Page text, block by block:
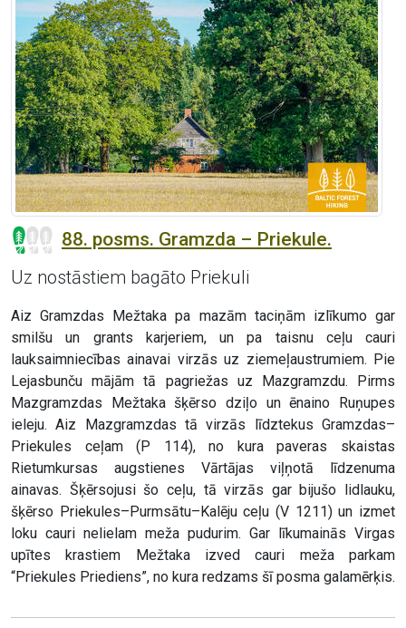
88. posms. Gramzda – Priekule.
Uz nostāstiem bagāto Priekuli
Aiz Gramzdas Mežtaka pa mazām taciņām izlīkumo gar
smilšu un grants karjeriem, un pa taisnu ceļu cauri
lauksaimniecības ainavai virzās uz ziemeļaustrumiem. Pie
Lejasbunču mājām tā pagriežas uz Mazgramzdu. Pirms
Mazgramzdas Mežtaka šķērso dziļo un ēnaino Ruņupes
ieleju. Aiz Mazgramzdas tā virzās līdztekus Gramzdas–
Priekules ceļam (P 114), no kura paveras skaistas
Rietumkursas augstienes Vārtājas viļņotā līdzenuma
ainavas. Šķērsojusi šo ceļu, tā virzās gar bijušo lidlauku,
šķērso Priekules–Purmsātu–Kalēju ceļu (V 1211) un izmet
loku cauri nelielam meža pudurim. Gar līkumainās Virgas
upītes krastiem Mežtaka izved cauri meža parkam
“Priekules Priediens”, no kura redzams šī posma galamērķis.